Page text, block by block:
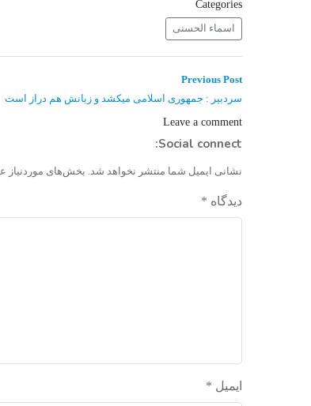
Categories
اسماء الحسنی
راهبری
نوشته
Previous Post
Previous
سردبیر : جمهوری اسلامی میکشد و زبانش هم دراز است
Leave a comment
Social connect:
نشانی ایمیل شما منتشر نخواهد شد. بخش‌های موردنیاز
دیدگاه *
ایمیل *